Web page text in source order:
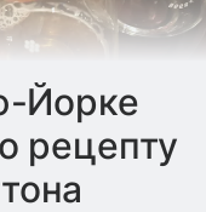
Йорке
рецепту